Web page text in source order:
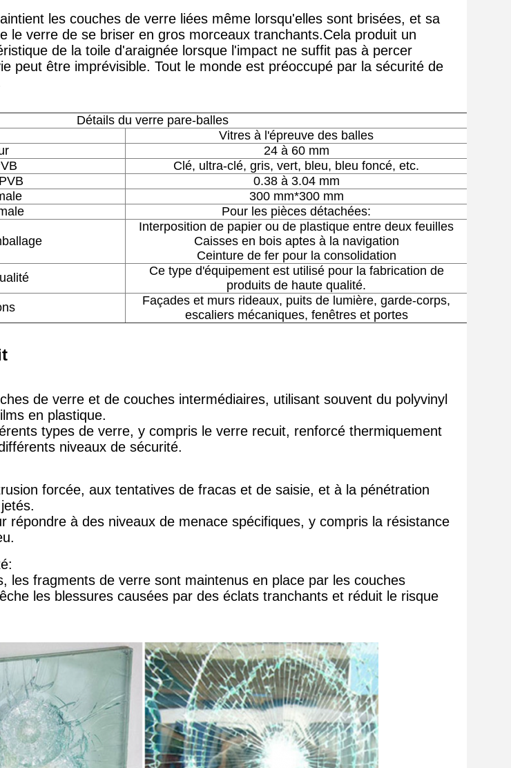
les couches de verre liées même lorsqu'elles sont brisées, et sa
le verre de se briser en gros morceaux tranchants.Cela produit un
de la toile d'araignée lorsque l'impact ne suffit pas à percer
peut être imprévisible. Tout le monde est préoccupé par la sécurité de
Détails du verre pare-balles
Vitres à l'épreuve des balles
24 à 60 mm
Clé, ultra-clé, gris, vert, bleu, bleu foncé, etc.
0.38 à 3.04 mm
300 mm*300 mm
Pour les pièces détachées:
Interposition de papier ou de plastique entre deux feuilles
Caisses en bois aptes à la navigation
Ceinture de fer pour la consolidation
Ce type d'équipement est utilisé pour la fabrication de
produits de haute qualité.
Façades et murs rideaux, puits de lumière, garde-corps,
escaliers mécaniques, fenêtres et portes
de verre et de couches intermédiaires, utilisant souvent du polyvinyl
en plastique.
types de verre, y compris le verre recuit, renforcé thermiquement
niveaux de sécurité.
forcée, aux tentatives de fracas et de saisie, et à la pénétration
répondre à des niveaux de menace spécifiques, y compris la résistance
les fragments de verre sont maintenus en place par les couches
les blessures causées par des éclats tranchants et réduit le risque